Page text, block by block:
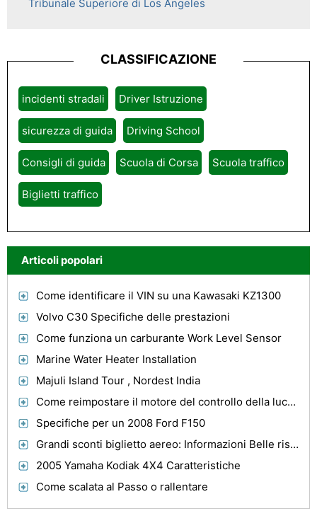
Tribunale Superiore di Los Angeles
CLASSIFICAZIONE
incidenti stradali Driver Istruzione
sicurezza di guida Driving School
Consigli di guida Scuola di Corsa Scuola traffico
Biglietti traffico
Articoli popolari
Come identificare il VIN su una Kawasaki KZ1300
Volvo C30 Specifiche delle prestazioni
Come funziona un carburante Work Level Sensor
Marine Water Heater Installation
Majuli Island Tour , Nordest India
Come reimpostare il motore del controllo della luce per un 1996 Corolla
Specifiche per un 2008 Ford F150
Grandi sconti biglietto aereo: Informazioni Belle rispetto a basse tariffe in biglietti aerei
2005 Yamaha Kodiak 4X4 Caratteristiche
Come scalata al Passo o rallentare